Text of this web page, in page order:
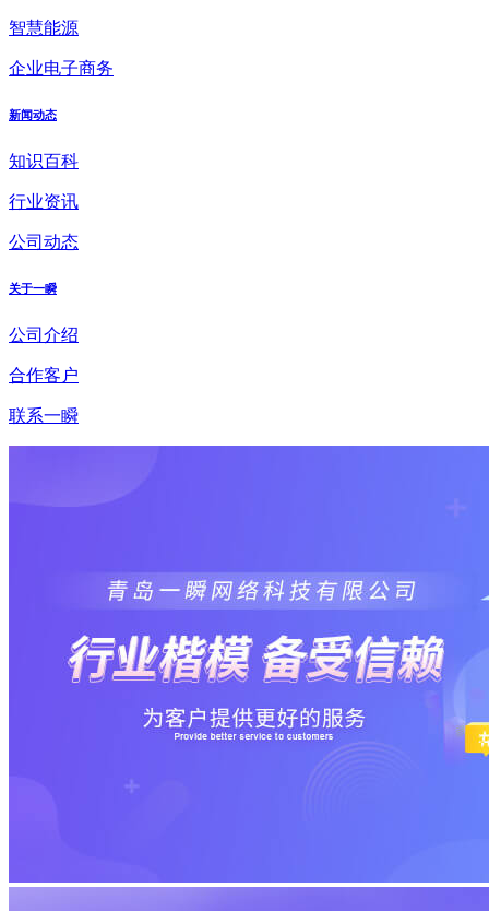
智慧能源
企业电子商务
新闻动态
知识百科
行业资讯
公司动态
关于一瞬
公司介绍
合作客户
联系一瞬